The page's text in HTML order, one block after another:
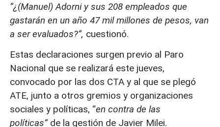
“¿(Manuel) Adorni y sus 208 empleados que
gastarán en un año 47 mil millones de pesos, van
a ser evaluados?”, cuestionó.
Estas declaraciones surgen previo al Paro
Nacional que se realizará este jueves,
convocado por las dos CTA y al que se plegó
ATE, junto a otros gremios y organizaciones
sociales y políticas, “en contra de las
políticas”de la gestión de Javier Milei.